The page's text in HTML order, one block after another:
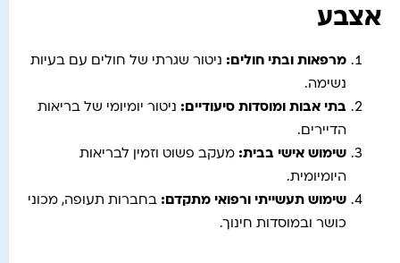
אצבע
מרפאות ובתי חולים : ניטור שגרתי של חולים עם בעיות
נשימה.
בתי אבות ומוסדות סיעודיים : ניטור יומיומי של בריאות
הדיירים.
שימוש אישי בבית: מעקב פשוט וזמין לבריאות
היומיומית.
שימוש תעשייתי ורפואי מתקדם : בחברות תעופה, מכוני
כושר ובמוסדות חינוך.